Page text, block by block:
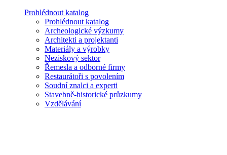
Prohlédnout katalog
Prohlédnout katalog
Archeologické výzkumy
Architekti a projektanti
Materiály a výrobky
Neziskový sektor
Řemesla a odborné firmy
Restaurátoři s povolením
Soudní znalci a experti
Stavebně-historické průzkumy
Vzdělávání